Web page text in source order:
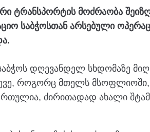
ტრანსპორტის მოძრაობა
საბჭოსთან არსებული
დღევანდელ სხდომაზე
როგორც მთელს მსოფლიოში,
ძირითადად ახალი